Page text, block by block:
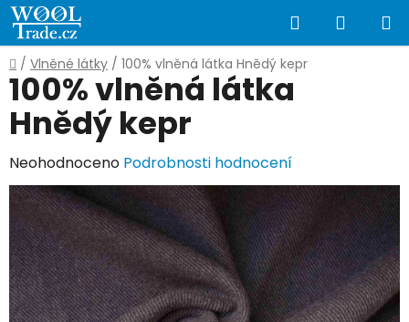
Přejít
na
obsah
Hledat
KOŠÍK
Domů
/ Vlněné látky / 100% vlněná látka Hnědý kepr
100% vlněná látka
Hnědý kepr
Průměrné
hodnocení
produktu
je
0,0
z
5
Neohodnoceno Podrobnosti hodnocení